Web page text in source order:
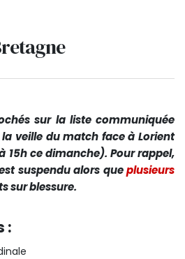
sur la liste communiquée
veille du match face à Lorient
15h ce dimanche). Pour rappel,
suspendu alors queplusieurs
sur blessure.
: